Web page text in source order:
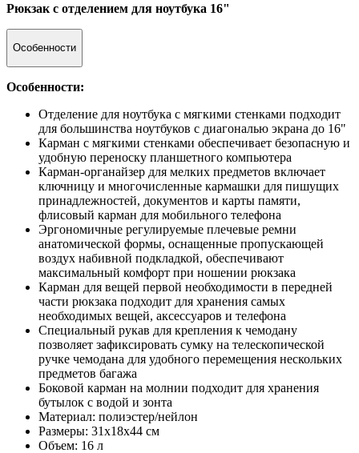
Рюкзак с отделением для ноутбука 16"
Особенности
Особенности:
Отделение для ноутбука с мягкими стенками подходит
для большинства ноутбуков с диагональю экрана до 16"
Карман с мягкими стенками обеспечивает безопасную и
удобную переноску планшетного компьютера
Карман-органайзер для мелких предметов включает
ключницу и многочисленные кармашки для пишущих
принадлежностей, документов и карты памяти,
флисовый карман для мобильного телефона
Эргономичные регулируемые плечевые ремни
анатомической формы, оснащенные пропускающей
воздух набивной подкладкой, обеспечивают
максимальный комфорт при ношении рюкзака
Карман для вещей первой необходимости в передней
части рюкзака подходит для хранения самых
необходимых вещей, аксессуаров и телефона
Специальный рукав для крепления к чемодану
позволяет зафиксировать сумку на телескопической
ручке чемодана для удобного перемещения нескольких
предметов багажа
Боковой карман на молнии подходит для хранения
бутылок с водой и зонта
Материал: полиэстер/нейлон
Размеры: 31x18x44 см
Объем: 16 л